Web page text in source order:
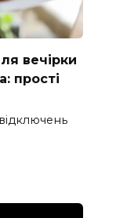
вечірки
прості